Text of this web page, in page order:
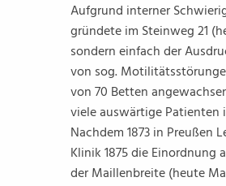
Aufgrund interner
gründete im Steinweg 21
sondern einfach der
von sog.
von 70 Betten
viele auswärtige Patienten
Nachdem 1873 in
Klinik 1875 die
der Maillenbreite (heute